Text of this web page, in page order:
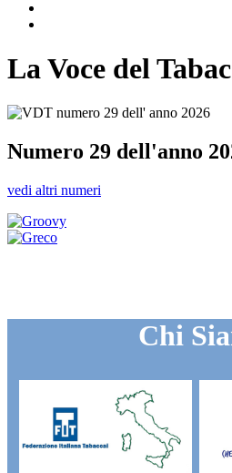
La Voce del
Numero 29 dell'anno
vedi altri numeri
Chi